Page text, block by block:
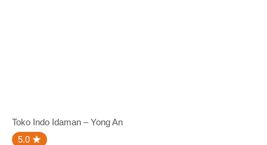
Toko Indo Idaman – Yong An
5.0